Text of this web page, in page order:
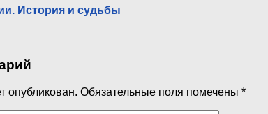
История и судьбы
опубликован. Обязательные поля помечены *